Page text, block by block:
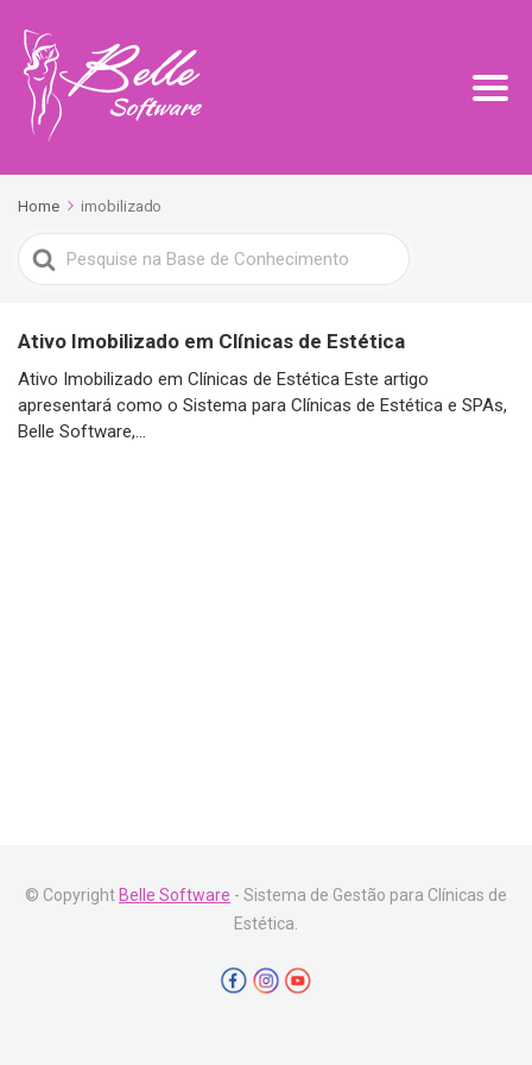
Home imobilizado
Search
For
Ativo Imobilizado em Clínicas de Estética
Ativo Imobilizado em Clínicas de Estética Este artigo
apresentará como o Sistema para Clínicas de Estética e SPAs,
Belle Software,...
© Copyright Belle Software - Sistema de Gestão para Clínicas de
Estética.